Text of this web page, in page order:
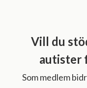
Vill du
autister
Som medlem